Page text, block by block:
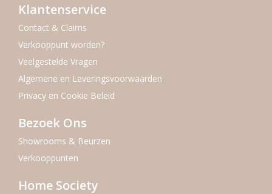
Klantenservice
Contact & Claims
Verkooppunt worden?
Veelgestelde Vragen
Algemene en Leveringsvoorwaarden
Privacy en Cookie Beleid
Bezoek Ons
Showrooms & Beurzen
Verkooppunten
Home Society